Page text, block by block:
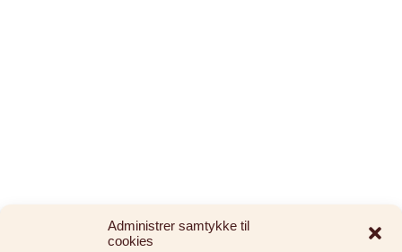
Administrer samtykke til
cookies